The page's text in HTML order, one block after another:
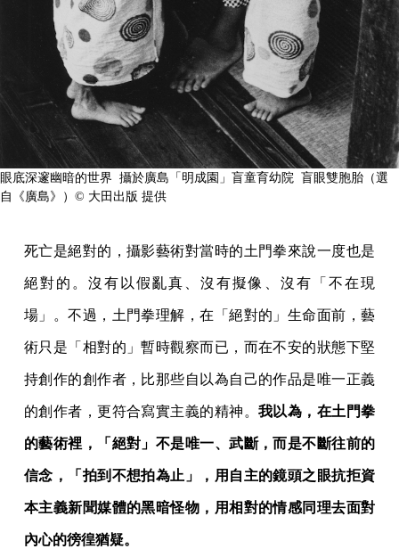
眼底深邃幽暗的世界 攝於廣島「明成園」盲童育幼院 盲眼雙胞胎（選
自《廣島》）©︎ 大田出版 提供
死亡是絕對的，攝影藝術對當時的土門拳來說一度也是
絕對的。沒有以假亂真、沒有擬像、沒有「不在現
場」。不過，土門拳理解，在「絕對的」生命面前，藝
術只是「相對的」暫時觀察而已，而在不安的狀態下堅
持創作的創作者，比那些自以為自己的作品是唯一正義
的創作者，更符合寫實主義的精神。 我以為，在土門拳
的藝術裡，「絕對」不是唯一、武斷，而是不斷往前的
信念，「拍到不想拍為止」，用自主的鏡頭之眼抗拒資
本主義新聞媒體的黑暗怪物，用相對的情感同理去面對
內心的徬徨猶疑。